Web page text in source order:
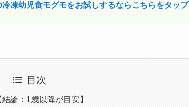
凍幼児食モグモをお試しするならこちらをタップ
目次
論：1歳以降が目安】